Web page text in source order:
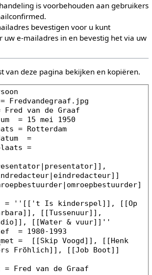
is voorbehouden aan gebruikers
bevestigen voor u kunt
uw e-mailadres in en bevestig het via uw
van deze pagina bekijken en kopiëren.